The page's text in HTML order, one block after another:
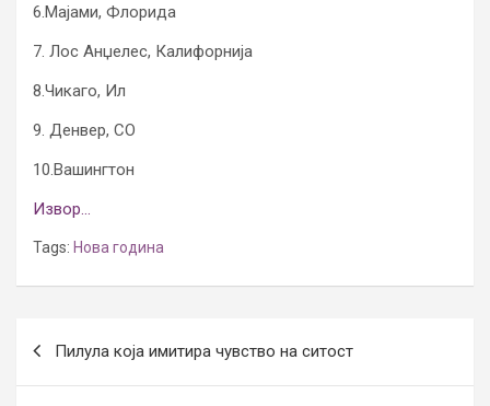
6.Мајами, Флорида
7. Лос Анџелес, Калифорнија
8.Чикаго, Ил
9. Денвер, СО
10.Вашингтон
Извор…
Tags: Нова година
navigation
Пилула која имитира чувство на ситост